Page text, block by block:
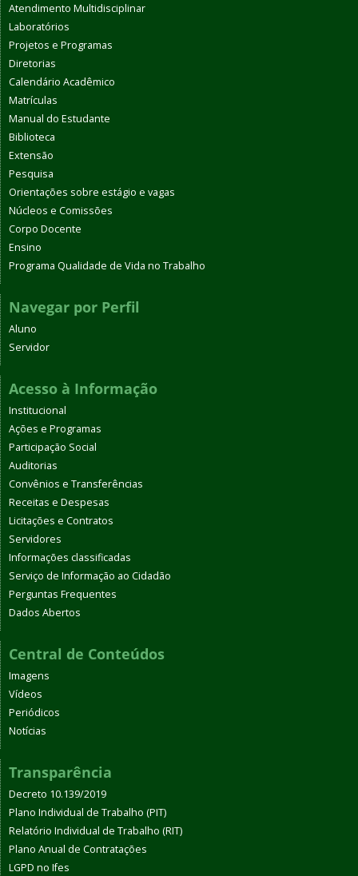
Atendimento Multidisciplinar
Laboratórios
Projetos e Programas
Diretorias
Calendário Acadêmico
Matrículas
Manual do Estudante
Biblioteca
Extensão
Pesquisa
Orientações sobre estágio e vagas
Núcleos e Comissões
Corpo Docente
Ensino
Programa Qualidade de Vida no Trabalho
Navegar por Perfil
Aluno
Servidor
Acesso à Informação
Institucional
Ações e Programas
Participação Social
Auditorias
Convênios e Transferências
Receitas e Despesas
Licitações e Contratos
Servidores
Informações classificadas
Serviço de Informação ao Cidadão
Perguntas Frequentes
Dados Abertos
Central de Conteúdos
Imagens
Vídeos
Periódicos
Notícias
Transparência
Decreto 10.139/2019
Plano Individual de Trabalho (PIT)
Relatório Individual de Trabalho (RIT)
Plano Anual de Contratações
LGPD no Ifes